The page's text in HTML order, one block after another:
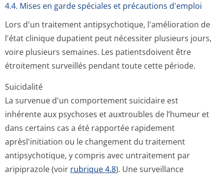
4.4. Mises en garde spéciales et précautions d'emploi
Lors d'un traitement antipsychotique, l'amélioration de
l'état clinique dupatient peut nécessiter plusieurs jours,
voire plusieurs semaines. Les patientsdoivent être
étroitement surveillés pendant toute cette période.
Suicidalité
La survenue d'un comportement suicidaire est
inhérente aux psychoses et auxtroubles de l’humeur et
dans certains cas a été rapportée rapidement
aprèsl'initiation ou le changement du traitement
antipsychotique, y compris avec untraitement par
aripiprazole (voir rubrique 4.8). Une surveillance